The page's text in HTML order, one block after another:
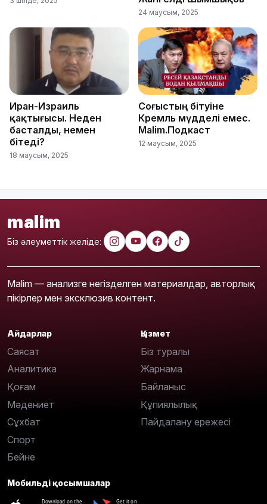
24 маусым, 2025
Иран-Израиль
қақтығысы. Неден
басталды, немен
бітеді?
18 маусым, 2025
Соғыстың бітуіне
Кремль мүдделі емес.
Malim.Подкаст
12 маусым, 2025
malim
Біз әлеуметтік желіде:
Malim — анализге негізделген материалдар, авторлық
пікірлер мен эксклюзив контент.
Айдарлар
Саясат
Аналитика
Қоғам
Мәдениет
Сұхбат
Спорт
Бейне
Қызмет
Біз туралы
Жарнама
Байланыс
Құпиялылық
Пайдалану ережесі
Мобильді қосымшалар
Download on the Get it on